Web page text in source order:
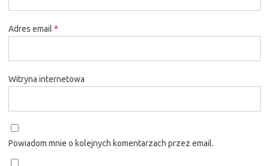
Adres email *
Witryna internetowa
Powiadom mnie o kolejnych komentarzach przez email.